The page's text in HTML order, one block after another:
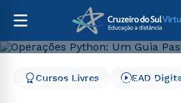
Cursos Livres
Engenharia e
Cursos Livres EAD